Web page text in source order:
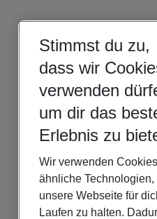
Stimmst du zu,
dass wir
verwenden
um dir das
Erlebnis zu
Wir verwenden
ähnliche Technologien,
unsere Webseite für
Laufen zu halten.